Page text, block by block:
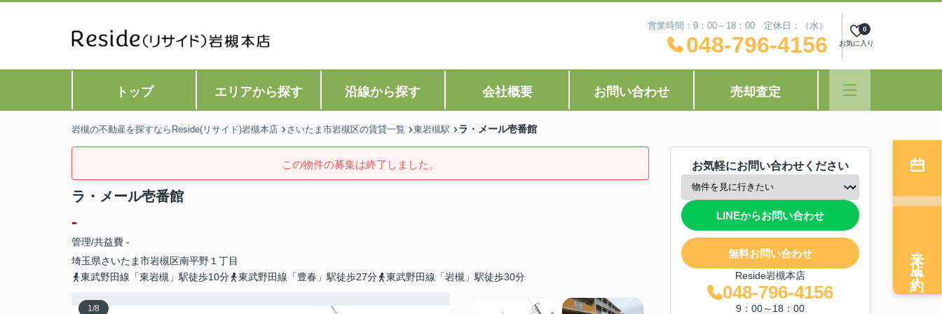
営業時間：9：00～18：00 定休日：（水）
048-796-4156 お気に入り
0
トップ エリアから探す 沿線から探す 会社概要 お問い合わせ 売却査定
岩槻の不動産を探すならReside(リサイド)岩槻本店 さいたま市岩槻区の賃貸一覧 東岩槻駅 ラ・メール壱番館
この物件の募集は終了しました。
ラ・メール壱番館
-
管理/共益費 -
埼玉県さいたま市岩槻区南平野 １丁目
東武野田線「東岩槻」駅徒歩10分
東武野田線「豊春」駅徒歩27分 東武野田線「岩槻」駅徒歩30分
1/8
お気軽にお問い合わせください
LINEからお問い合わせ
無料お問い合わせ
Reside岩槻本店
048-796-4156
9：00～18：00
来店予約